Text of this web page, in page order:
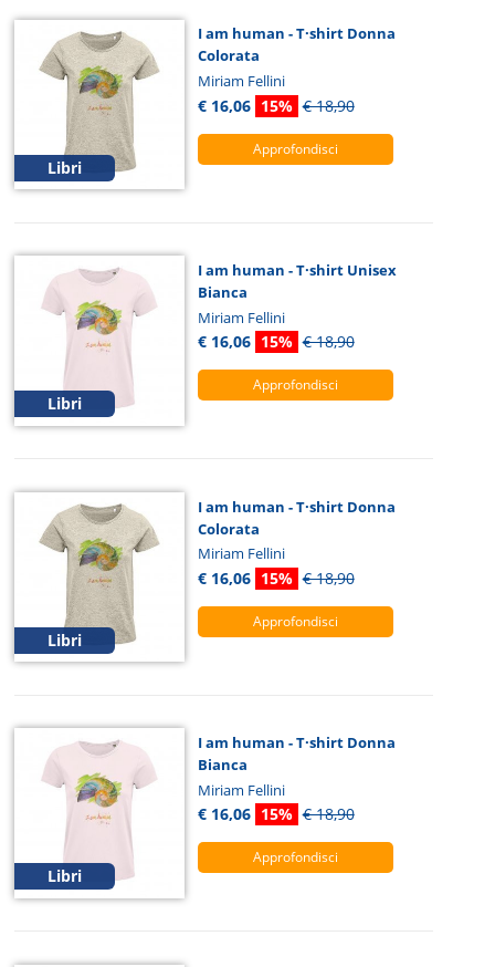
Libri
I am human - T·shirt Donna
Colorata
Miriam Fellini
€ 16,06 15% € 18,90
Approfondisci
Libri
I am human - T·shirt Unisex
Bianca
Miriam Fellini
€ 16,06 15% € 18,90
Approfondisci
Libri
I am human - T·shirt Donna
Colorata
Miriam Fellini
€ 16,06 15% € 18,90
Approfondisci
Libri
I am human - T·shirt Donna
Bianca
Miriam Fellini
€ 16,06 15% € 18,90
Approfondisci